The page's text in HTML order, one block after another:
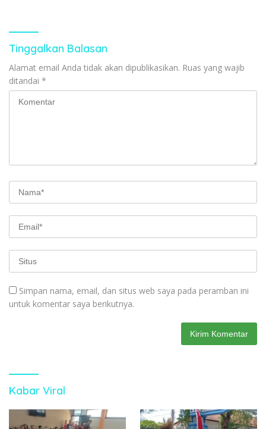
Tinggalkan Balasan
Alamat email Anda tidak akan dipublikasikan. Ruas yang wajib
ditandai *
Simpan nama, email, dan situs web saya pada peramban ini
untuk komentar saya berikutnya.
Kabar Viral